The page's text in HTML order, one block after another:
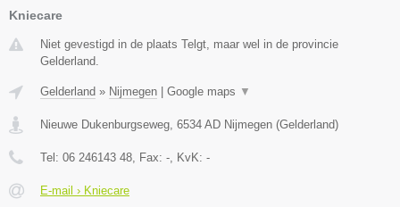
Kniecare
Niet gevestigd in de plaats Telgt, maar wel in de provincie
Gelderland.
Gelderland » Nijmegen | Google maps ▼
Nieuwe Dukenburgseweg 6534 AD Nijmegen (Gelderland)
Tel: 06 246143 48 , Fax: - , KvK: -
E-mail › Kniecare